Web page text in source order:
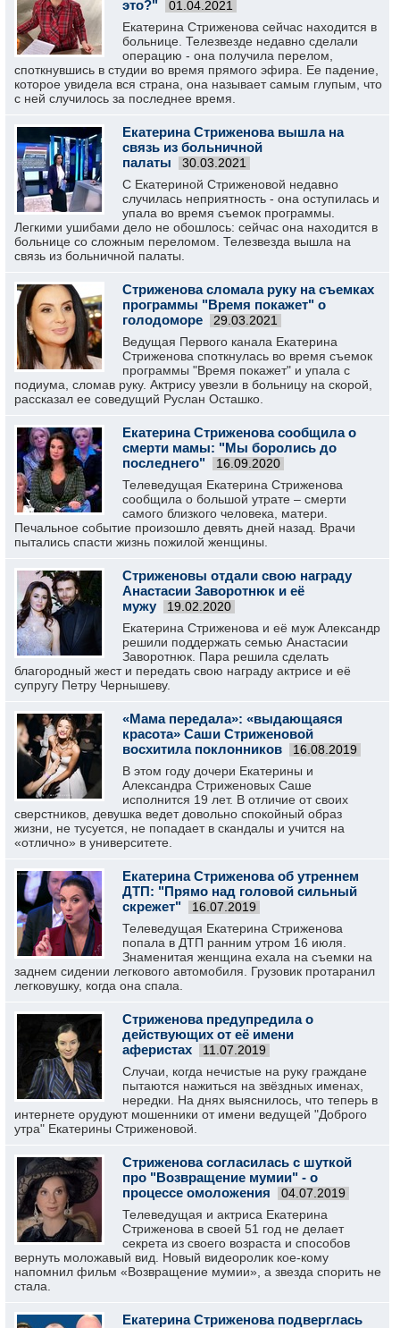
это?"
01.04.2021
Екатерина Стриженова сейчас находится в
больнице. Телезвезде недавно сделали
операцию - она получила перелом,
споткнувшись в студии во время прямого эфира. Ее падение,
которое увидела вся страна, она называет самым глупым, что
с ней случилось за последнее время.
Екатерина Стриженова вышла на
связь из больничной
палаты
30.03.2021
С Екатериной Стриженовой недавно
случилась неприятность - она оступилась и
упала во время съемок программы.
Легкими ушибами дело не обошлось: сейчас она находится в
больнице со сложным переломом. Телезвезда вышла на
связь из больничной палаты.
Стриженова сломала руку на съемках
программы "Время покажет" о
голодоморе
29.03.2021
Ведущая Первого канала Екатерина
Стриженова споткнулась во время съемок
программы "Время покажет" и упала с
подиума, сломав руку. Актрису увезли в больницу на скорой,
рассказал ее соведущий Руслан Осташко.
Екатерина Стриженова сообщила о
смерти мамы: "Мы боролись до
последнего"
16.09.2020
Телеведущая Екатерина Стриженова
сообщила о большой утрате – смерти
самого близкого человека, матери.
Печальное событие произошло девять дней назад. Врачи
пытались спасти жизнь пожилой женщины.
Стриженовы отдали свою награду
Анастасии Заворотнюк и её
мужу
19.02.2020
Екатерина Стриженова и её муж Александр
решили поддержать семью Анастасии
Заворотнюк. Пара решила сделать
благородный жест и передать свою награду актрисе и её
супругу Петру Чернышеву.
«Мама передала»: «выдающаяся
красота» Саши Стриженовой
восхитила поклонников
16.08.2019
В этом году дочери Екатерины и
Александра Стриженовых Саше
исполнится 19 лет. В отличие от своих
сверстников, девушка ведет довольно спокойный образ
жизни, не тусуется, не попадает в скандалы и учится на
«отлично» в университете.
Екатерина Стриженова об утреннем
ДТП: "Прямо над головой сильный
скрежет"
16.07.2019
Телеведущая Екатерина Стриженова
попала в ДТП ранним утром 16 июля.
Знаменитая женщина ехала на съемки на
заднем сидении легкового автомобиля. Грузовик протаранил
легковушку, когда она спала.
Стриженова предупредила о
действующих от её имени
аферистах
11.07.2019
Случаи, когда нечистые на руку граждане
пытаются нажиться на звёздных именах,
нередки. На днях выяснилось, что теперь в
интернете орудуют мошенники от имени ведущей "Доброго
утра" Екатерины Стриженовой.
Стриженова согласилась с шуткой
про "Возвращение мумии" - о
процессе омоложения
04.07.2019
Телеведущая и актриса Екатерина
Стриженова в своей 51 год не делает
секрета из своего возраста и способов
вернуть моложавый вид. Новый видеоролик кое-кому
напомнил фильм «Возвращение мумии», а звезда спорить не
стала.
Екатерина Стриженова подверглась